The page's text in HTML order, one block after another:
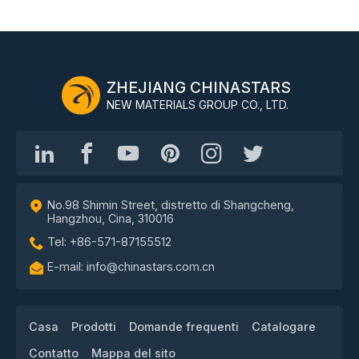
ZHEJIANG CHINASTARS
NEW MATERIALS GROUP CO., LTD.
No.98 Shimin Street, distretto di Shangcheng,
Hangzhou, Cina, 310016
Tel: +86-571-87155512
E-mail: info@chinastars.com.cn
Casa Prodotti Domande frequenti
Catalogare
Contatto
Mappa del sito